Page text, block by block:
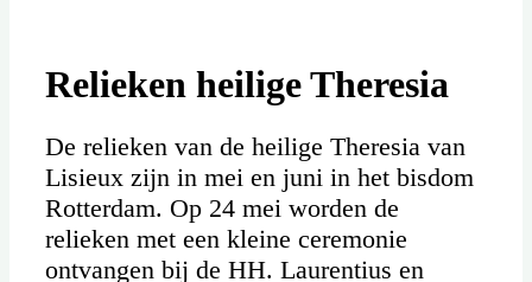
Relieken heilige Theresia
De relieken van de heilige Theresia van
Lisieux zijn in mei en juni in het bisdom
Rotterdam. Op 24 mei worden de
relieken met een kleine ceremonie
ontvangen bij de HH. Laurentius en